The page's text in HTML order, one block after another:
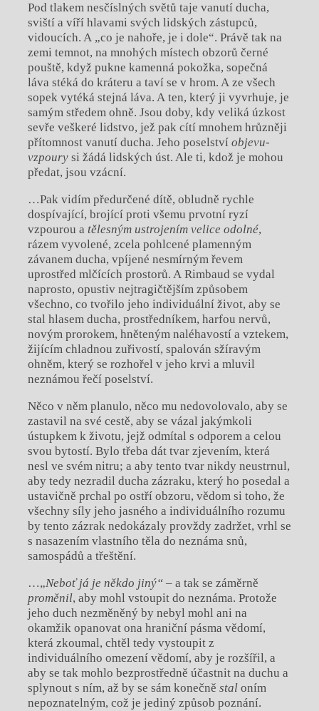
Pod tlakem nesčíslných světů taje vanutí ducha,
sviští a víří hlavami svých lidských zástupců,
vidoucích. A „co je nahoře, je i dole“. Právě tak na
zemi temnot, na mnohých místech obzorů černé
pouště, když pukne kamenná pokožka, sopečná
láva stéká do kráteru a taví se v hrom. A ze všech
sopek vytéká stejná láva. A ten, který ji vyvrhuje, je
samým středem ohně. Jsou doby, kdy veliká úzkost
sevře veškeré lidstvo, jež pak cítí mnohem hrůzněji
přítomnost vanutí ducha. Jeho poselství objevu-
vzpourysi žádá lidských úst. Ale ti, kdož je mohou
předat, jsou vzácní.
…Pak vidím předurčené dítě, obludně rychle
dospívající, brojící proti všemu prvotní ryzí
vzpourou a tělesným ustrojením velice odolné,
rázem vyvolené, zcela pohlcené plamenným
závanem ducha, vpíjené nesmírným řevem
uprostřed mlčících prostorů. A Rimbaud se vydal
naprosto, opustiv nejtragičtějším způsobem
všechno, co tvořilo jeho individuální život, aby se
stal hlasem ducha, prostředníkem, harfou nervů,
novým prorokem, hněteným naléhavostí a vztekem,
žijícím chladnou zuřivostí, spalován sžíravým
ohněm, který se rozhořel v jeho krvi a mluvil
neznámou řečí poselství.
Něco v něm planulo, něco mu nedovolovalo, aby se
zastavil na své cestě, aby se vázal jakýmkoli
ústupkem k životu, jejž odmítal s odporem a celou
svou bytostí. Bylo třeba dát tvar zjevením, která
nesl ve svém nitru; a aby tento tvar nikdy neustrnul,
aby tedy nezradil ducha zázraku, který ho posedal a
ustavičně prchal po ostří obzoru, vědom si toho, že
všechny síly jeho jasného a individuálního rozumu
by tento zázrak nedokázaly provždy zadržet, vrhl se
s nasazením vlastního těla do neznáma snů,
samospádů a třeštění.
…„Neboť já je někdo jiný“– a tak se záměrně
proměnil, aby mohl vstoupit do neznáma. Protože
jeho duch nezměněný by nebyl mohl ani na
okamžik opanovat ona hraniční pásma vědomí,
která zkoumal, chtěl tedy vystoupit z
individuálního omezení vědomí, aby je rozšířil, a
aby se tak mohlo bezprostředně účastnit na duchu a
splynout s ním, až by se sám konečně staloním
nepoznatelným, což je jediný způsob poznání.